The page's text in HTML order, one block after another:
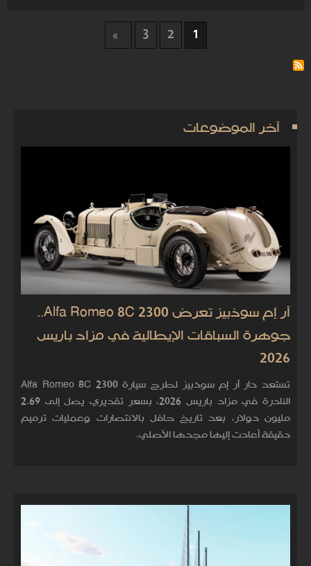
1
2
3
آخر الموضوعات
آر إم سوذبيز تعرض Alfa Romeo 8C 2300..
جوهرة السباقات الإيطالية في مزاد باريس
2026
تستعد دار آر إم سوذبيز لطرح سيارة Alfa Romeo 8C 2300
النادرة في مزاد باريس 2026، بسعر تقديري يصل إلى 2.69
مليون دولار، بعد تاريخ حافل بالانتصارات وعمليات ترميم
دقيقة أعادت إليها مجدها الأصلي.